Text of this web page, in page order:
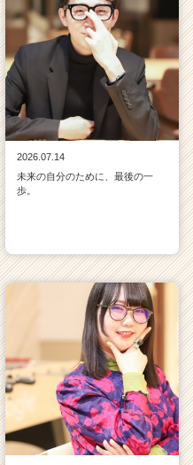
2026.07.14
未来の自分のために、最後の一
歩。